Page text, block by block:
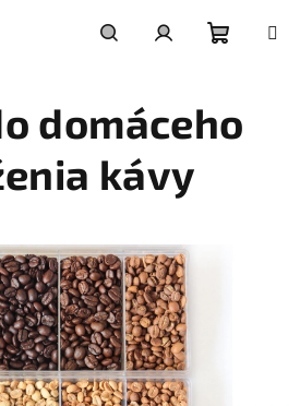
košík
domáceho
kávy